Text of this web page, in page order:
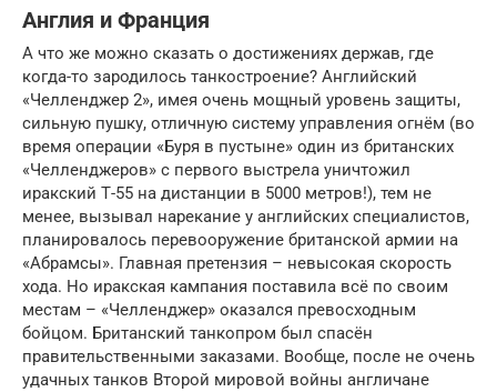
Англия и Франция
А что же можно сказать о достижениях держав, где
когда-то зародилось танкостроение? Английский
«Челленджер 2», имея очень мощный уровень защиты,
сильную пушку, отличную систему управления огнём (во
время операции «Буря в пустыне» один из британских
«Челленджеров» с первого выстрела уничтожил
иракский Т-55 на дистанции в 5000 метров!), тем не
менее, вызывал нарекание у английских специалистов,
планировалось перевооружение британской армии на
«Абрамсы». Главная претензия – невысокая скорость
хода. Но иракская кампания поставила всё по своим
местам – «Челленджер» оказался превосходным
бойцом. Британский танкопром был спасён
правительственными заказами. Вообще, после не очень
удачных танков Второй мировой войны англичане